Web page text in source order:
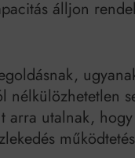
álljon
nélkülözhetetlen
arra utalnak,